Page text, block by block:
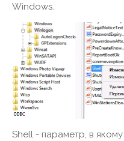
Windows.
Shell - параметр, в якому